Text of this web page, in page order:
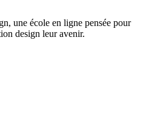
une école en ligne pensée pour
design leur avenir.